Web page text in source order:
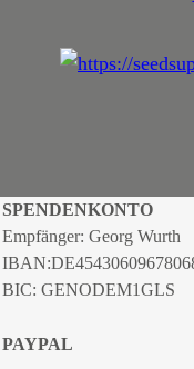
SPENDENKONTO
Empfänger: Georg Wurth
IBAN:
BIC: GENODEM1GLS
PAYPAL